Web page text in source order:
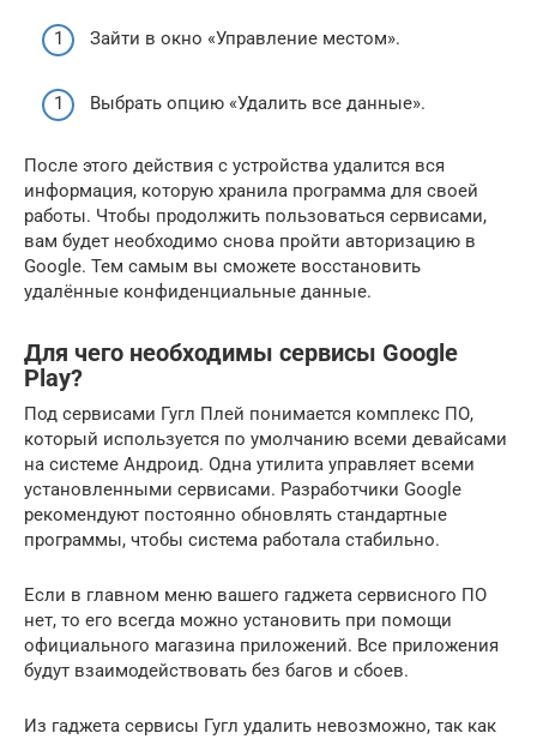
Зайти в окно «Управление местом».
Выбрать опцию «Удалить все данные».
После этого действия с устройства удалится вся
информация, которую хранила программа для своей
работы. Чтобы продолжить пользоваться сервисами,
вам будет необходимо снова пройти авторизацию в
Google. Тем самым вы сможете восстановить
удалённые конфиденциальные данные.
Для чего необходимы сервисы Google
Play?
Под сервисами Гугл Плей понимается комплекс ПО,
который используется по умолчанию всеми девайсами
на системе Андроид. Одна утилита управляет всеми
установленными сервисами. Разработчики Google
рекомендуют постоянно обновлять стандартные
программы, чтобы система работала стабильно.
Если в главном меню вашего гаджета сервисного ПО
нет, то его всегда можно установить при помощи
официального магазина приложений. Все приложения
будут взаимодействовать без багов и сбоев.
Из гаджета сервисы Гугл удалить невозможно, так как